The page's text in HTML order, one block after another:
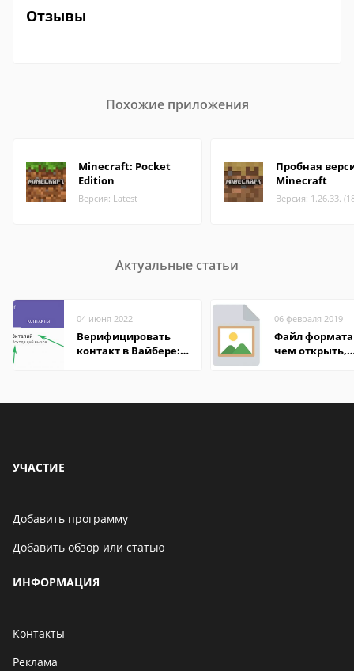
Отзывы
Похожие приложения
Minecraft: Pocket
Edition
Версия: Latest
Пробная
Minecraft
Версия: 1.26.33.
Актуальные статьи
04 июня 2022
Верифицировать
контакт в Вайбере:
06 февраля 2019
Файл формата
чем открыть,
УЧАСТИЕ
Добавить программу
Добавить обзор или статью
ИНФОРМАЦИЯ
Контакты
Реклама